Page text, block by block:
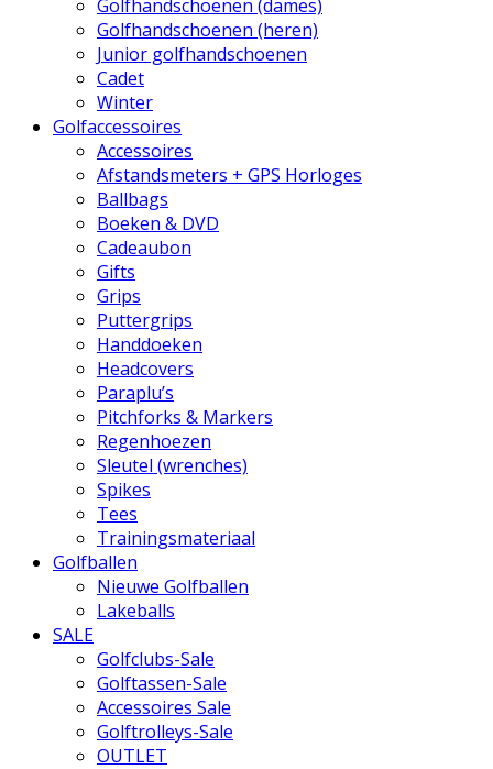
Golfhandschoenen (dames)
Golfhandschoenen (heren)
Junior golfhandschoenen
Cadet
Winter
Golfaccessoires
Accessoires
Afstandsmeters + GPS Horloges
Ballbags
Boeken & DVD
Cadeaubon
Gifts
Grips
Puttergrips
Handdoeken
Headcovers
Paraplu’s
Pitchforks & Markers
Regenhoezen
Sleutel (wrenches)
Spikes
Tees
Trainingsmateriaal
Golfballen
Nieuwe Golfballen
Lakeballs
SALE
Golfclubs-Sale
Golftassen-Sale
Accessoires Sale
Golftrolleys-Sale
OUTLET